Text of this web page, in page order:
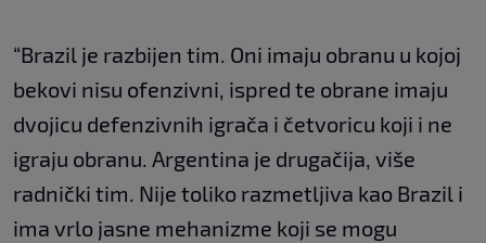
“Brazil je razbijen tim. Oni imaju obranu u kojoj
bekovi nisu ofenzivni, ispred te obrane imaju
dvojicu defenzivnih igrača i četvoricu koji i ne
igraju obranu. Argentina je drugačija, više
radnički tim. Nije toliko razmetljiva kao Brazil i
ima vrlo jasne mehanizme koji se mogu